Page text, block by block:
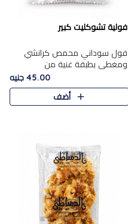
فولية تشوكليت كبير
فول سوداني محمص كرانشي
ومغطى بطبقة غنية من
الشوكولاتة، يجمع بين طعم
القرمشة الأصيلة الكلاسكيكية
التقليدية للفول السوداني وحلاوة
45.00 جنيه
أضف